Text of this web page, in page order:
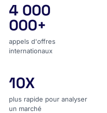
appels d'offres
4 000
000+
appels d'offres
internationaux
plus rapide pour analyser
10X
plus rapide pour analyser
un marché